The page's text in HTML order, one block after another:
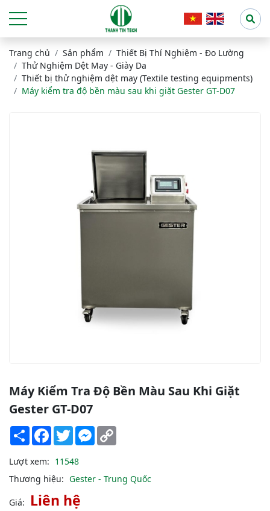
Trang chủ Sản phẩm
Thiết Bị Thí Nghiệm - Đo Lường
Thử Nghiệm Dệt May - Giày Da
Thiết bị thử nghiệm dệt may (Textile testing equipments)
Máy kiểm tra độ bền màu sau khi giặt Gester GT-D07
Máy Kiểm Tra Độ Bền Màu Sau Khi Giặt
Gester GT-D07
Share Facebook
TwitterMessenger
Lượt xem: 11548
Thương hiệu: Gester - Trung Quốc
Giá: Liên hệ